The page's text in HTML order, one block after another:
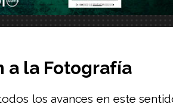
a la Fotografía
los avances en este